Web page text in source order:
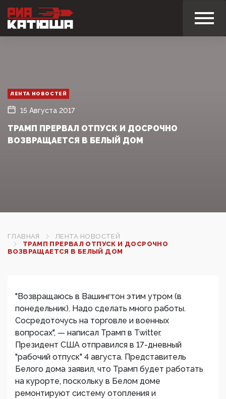
ЛЕНТА НОВОСТЕЙ
15 Августа 2017
ТРАМП ПРЕРВАЛ ОТПУСК И ДОСРОЧНО
ВОЗВРАЩАЕТСЯ В БЕЛЫЙ ДОМ‍
ГЛАВНАЯ
ЛЕНТА НОВОСТЕЙ
ТРАМП ПРЕРВАЛ ОТПУСК И ДОСРОЧНО
ВОЗВРАЩАЕТСЯ В БЕЛЫЙ ДОМ‍
"Возвращаюсь в Вашингтон этим утром (в
понедельник). Надо сделать много работы.
Сосредоточусь на торговле и военных
вопросах", — написал Трамп в Twitter.
Президент США отправился в 17-дневный
"рабочий отпуск" 4 августа. Представитель
Белого дома заявил, что Трамп будет работать
на курорте, поскольку в Белом доме
ремонтируют систему отопления и